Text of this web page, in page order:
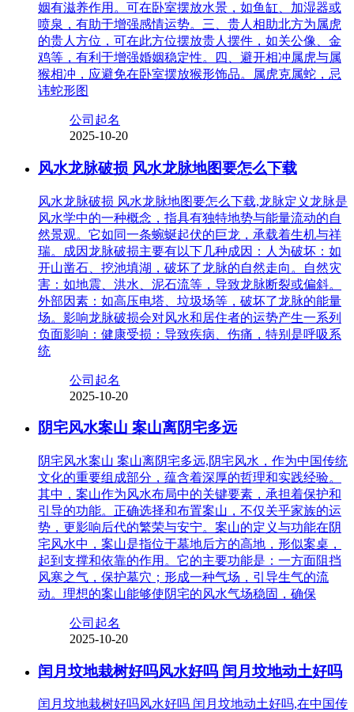
姻有滋养作用。可在卧室摆放水景，如鱼缸、加湿器或
喷泉，有助于增强感情运势。三、贵人相助北方为属虎
的贵人方位，可在此方位摆放贵人摆件，如关公像、金
鸡等，有利于增强婚姻稳定性。四、避开相冲属虎与属
猴相冲，应避免在卧室摆放猴形饰品。属虎克属蛇，忌
讳蛇形图
公司起名
2025-10-20
风水龙脉破损 风水龙脉地图要怎么下载
风水龙脉破损 风水龙脉地图要怎么下载,龙脉定义龙脉是
风水学中的一种概念，指具有独特地势与能量流动的自
然景观。它如同一条蜿蜒起伏的巨龙，承载着生机与祥
瑞。成因龙脉破损主要有以下几种成因：人为破坏：如
开山凿石、挖池填湖，破坏了龙脉的自然走向。自然灾
害：如地震、洪水、泥石流等，导致龙脉断裂或偏斜。
外部因素：如高压电塔、垃圾场等，破坏了龙脉的能量
场。影响龙脉破损会对风水和居住者的运势产生一系列
负面影响：健康受损：导致疾病、伤痛，特别是呼吸系
统
公司起名
2025-10-20
阴宅风水案山 案山离阴宅多远
阴宅风水案山 案山离阴宅多远,阴宅风水，作为中国传统
文化的重要组成部分，蕴含着深厚的哲理和实践经验。
其中，案山作为风水布局中的关键要素，承担着保护和
引导的功能。正确选择和布置案山，不仅关乎家族的运
势，更影响后代的繁荣与安宁。案山的定义与功能在阴
宅风水中，案山是指位于墓地后方的高地，形似案桌，
起到支撑和依靠的作用。它的主要功能是：一方面阻挡
风寒之气，保护墓穴；形成一种气场，引导生气的流
动。理想的案山能够使阴宅的风水气场稳固，确保
公司起名
2025-10-20
闰月坟地栽树好吗风水好吗 闰月坟地动土好吗
闰月坟地栽树好吗风水好吗 闰月坟地动土好吗,在中国传